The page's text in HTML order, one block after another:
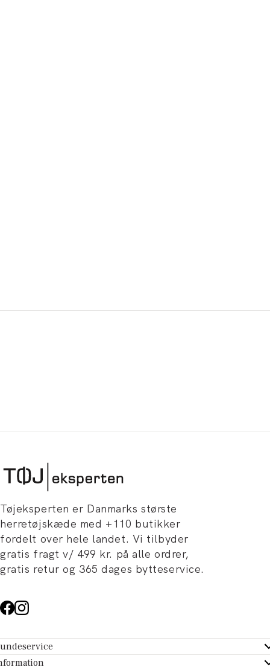
Tøjeksperten er Danmarks største
herretøjskæde med +110 butikker
fordelt over hele landet. Vi tilbyder
gratis fragt v/ 499 kr. på alle ordrer,
gratis retur og 365 dages bytteservice.
- Hjælpecenter